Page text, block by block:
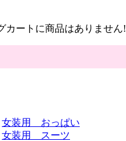
カートに商品はありません!
女装用 おっぱい
女装用 スーツ